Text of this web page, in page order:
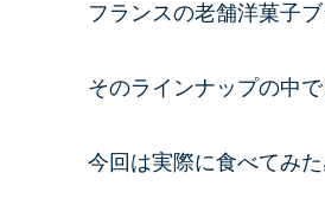
フランスの老舗洋菓子
そのラインナップの中
今回は実際に食べてみ